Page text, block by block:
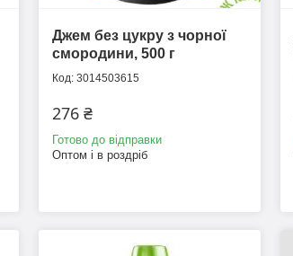
Джем без цукру з чорної
смородини, 500 г
3014503615
276 ₴
Готово до відправки
Оптом і в роздріб